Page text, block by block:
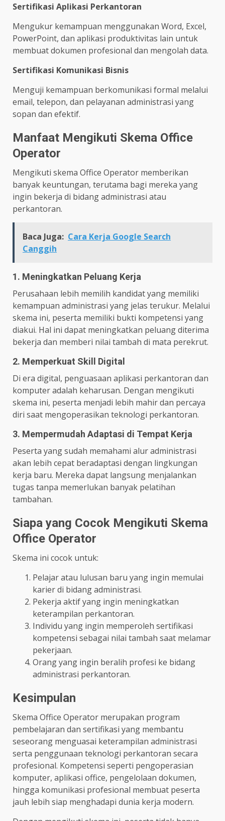
Sertifikasi Aplikasi Perkantoran
Mengukur kemampuan menggunakan Word, Excel,
PowerPoint, dan aplikasi produktivitas lain untuk
membuat dokumen profesional dan mengolah data.
Sertifikasi Komunikasi Bisnis
Menguji kemampuan berkomunikasi formal melalui
email, telepon, dan pelayanan administrasi yang
sopan dan efektif.
Manfaat Mengikuti Skema Office
Operator
Mengikuti skema Office Operator memberikan
banyak keuntungan, terutama bagi mereka yang
ingin bekerja di bidang administrasi atau
perkantoran.
Baca Juga: Cara Kerja Google Search
Canggih
1. Meningkatkan Peluang Kerja
Perusahaan lebih memilih kandidat yang memiliki
kemampuan administrasi yang jelas terukur. Melalui
skema ini, peserta memiliki bukti kompetensi yang
diakui. Hal ini dapat meningkatkan peluang diterima
bekerja dan memberi nilai tambah di mata perekrut.
2. Memperkuat Skill Digital
Di era digital, penguasaan aplikasi perkantoran dan
komputer adalah keharusan. Dengan mengikuti
skema ini, peserta menjadi lebih mahir dan percaya
diri saat mengoperasikan teknologi perkantoran.
3. Mempermudah Adaptasi di Tempat Kerja
Peserta yang sudah memahami alur administrasi
akan lebih cepat beradaptasi dengan lingkungan
kerja baru. Mereka dapat langsung menjalankan
tugas tanpa memerlukan banyak pelatihan
tambahan.
Siapa yang Cocok Mengikuti Skema
Office Operator
Skema ini cocok untuk:
Pelajar atau lulusan baru yang ingin memulai
karier di bidang administrasi.
Pekerja aktif yang ingin meningkatkan
keterampilan perkantoran.
Individu yang ingin memperoleh sertifikasi
kompetensi sebagai nilai tambah saat melamar
pekerjaan.
Orang yang ingin beralih profesi ke bidang
administrasi perkantoran.
Kesimpulan
Skema Office Operator merupakan program
pembelajaran dan sertifikasi yang membantu
seseorang menguasai keterampilan administrasi
serta penggunaan teknologi perkantoran secara
profesional. Kompetensi seperti pengoperasian
komputer, aplikasi office, pengelolaan dokumen,
hingga komunikasi profesional membuat peserta
jauh lebih siap menghadapi dunia kerja modern.